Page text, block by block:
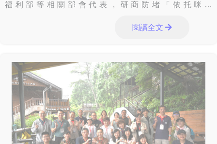
福利部等相關部會代表，研商防堵「依托咪酯
全分工、強化跨部會合作機制等議題，展現中央各部會攜手
用防制工作的努力與成果，季政委表示，教育部除依既有機
制推動各項反毒措施外，也應在尊重學校自主及兼顧師生權
益的前提下，持續與相關部會合作精進防制作為，包括全面
落實反毒宣導與通報機制、加強校園周邊熱點巡邏、強化學
校與警察機關校園安全支援協定、優化校園安全人力配置與
分工、提升尿液檢驗時效、強化家庭支持系統，以及精進少
年輔導委員會與校外會組織功能等，提升校園反毒量能。
閱讀全文